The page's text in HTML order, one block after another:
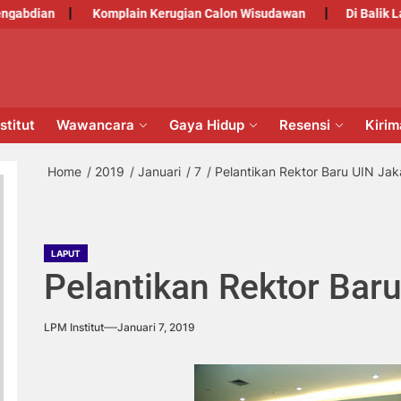
Komplain Kerugian Calon Wisudawan Di Balik Layar
Wawancara Gaya Hidup Resensi
Home 2019 Januari 7 Pelantikan Rektor Baru UIN
LAPUT
Pelantikan Rektor
LPM Institut Januari 7, 2019